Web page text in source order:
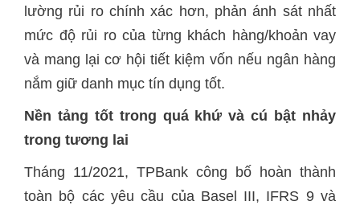
lường rủi ro chính xác hơn, phản ánh sát nhất
mức độ rủi ro của từng khách hàng/khoản vay
và mang lại cơ hội tiết kiệm vốn nếu ngân hàng
nắm giữ danh mục tín dụng tốt.
Nền tảng tốt trong quá khứ và cú bật nhảy
trong tương lai
Tháng 11/2021, TPBank công bố hoàn thành
toàn bộ các yêu cầu của Basel III, IFRS 9 và